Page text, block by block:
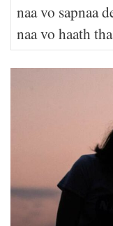
naa vo sapnaa
naa vo haath